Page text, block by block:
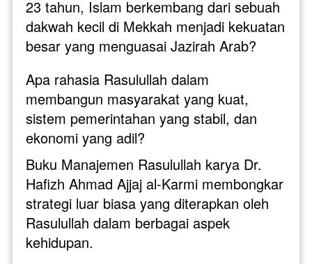
23 tahun, Islam berkembang dari sebuah
dakwah kecil di Mekkah menjadi kekuatan
besar yang menguasai Jazirah Arab?
Apa rahasia Rasulullah dalam
membangun masyarakat yang kuat,
sistem pemerintahan yang stabil, dan
ekonomi yang adil?
Buku Manajemen Rasulullah karya Dr.
Hafizh Ahmad Ajjaj al-Karmi membongkar
strategi luar biasa yang diterapkan oleh
Rasulullah dalam berbagai aspek
kehidupan.